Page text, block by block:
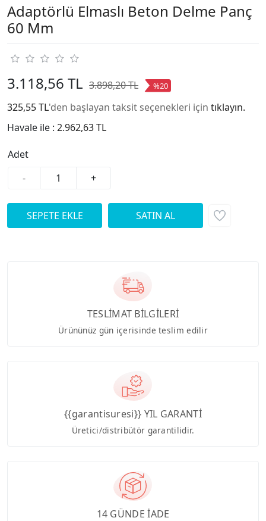
Adaptörlü Elmaslı Beton Delme Panç
60 Mm
3.118,56 TL 3.898,20 TL %20
325,55 TL'den başlayan taksit seçenekleri için tıklayın.
Havale ile : 2.962,63 TL
Adet
-
+
TESLİMAT BİLGİLERİ
Ürününüz gün içerisinde teslim edilir
{{garantisuresi}} YIL GARANTİ
Üretici/distribütör garantilidir.
14 GÜNDE İADE